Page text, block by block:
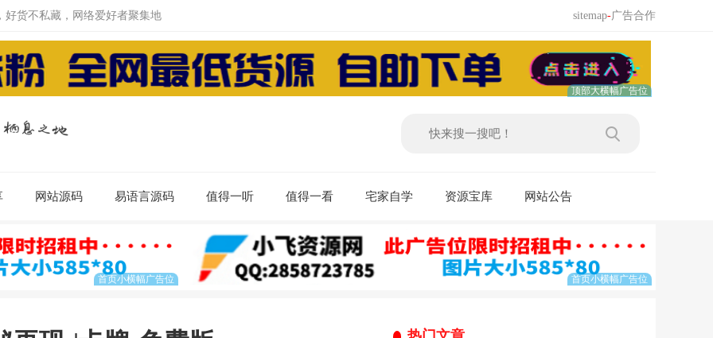
货不私藏，网络爱好者聚集地 sitemap-广告合作
网站源码 易语言源码 值得一听 值得一看 宅家自学 资源宝库 网站公告